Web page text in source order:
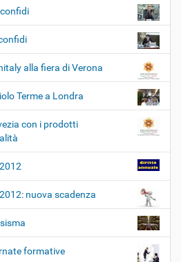
alla fiera di Verona
Terme a Londra
con i prodotti
nuova scadenza
formative